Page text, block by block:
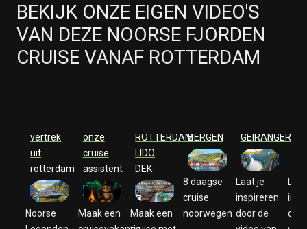
BEKIJK ONZE EIGEN VIDEO'S
VAN DEZE NOORSE FJORDEN
CRUISE VANAF ROTTERDAM
vertrek
uit
rotterdam
Noorse
onze
cruise
assistent
Maak een
ROTTERDAM
LIDO
DEK
Maak een
BERGEN
8 daagse
cruise
noorwegen
GEIRANGER
Laat je
inspireren
door de